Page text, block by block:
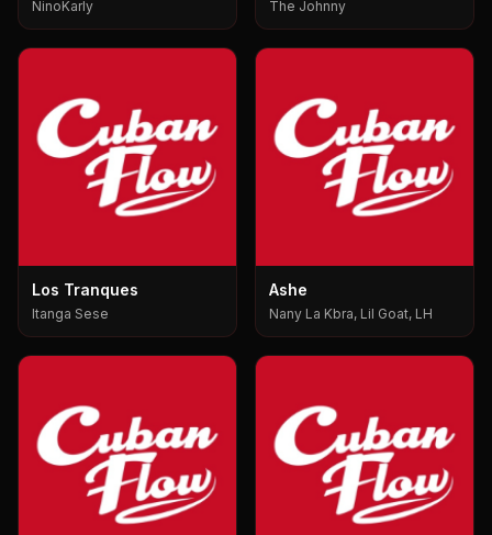
NinoKarly The Johnny
Los Tranques
Itanga Sese
Ashe
Nany La Kbra, Lil Goat, LH